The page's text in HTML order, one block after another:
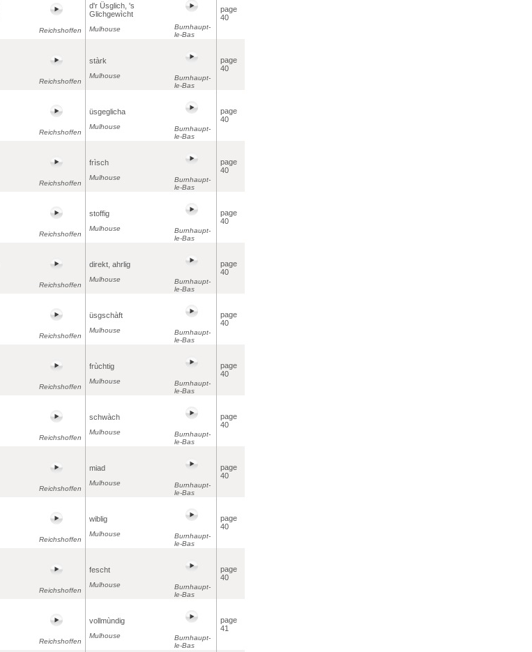
Reichshoffen
d'r Üsglich, 's
Glichgewìcht
Mulhouse
Burnhaupt-
le-Bas
page
40
Reichshoffen
stàrk
Mulhouse
Burnhaupt-
le-Bas
page
40
Reichshoffen
üsgeglicha
Mulhouse
Burnhaupt-
le-Bas
page
40
Reichshoffen
frìsch
Mulhouse
Burnhaupt-
le-Bas
page
40
Reichshoffen
stoffig
Mulhouse
Burnhaupt-
le-Bas
page
40
Reichshoffen
direkt, ahrlig
Mulhouse
Burnhaupt-
le-Bas
page
40
Reichshoffen
üsgschàft
Mulhouse
Burnhaupt-
le-Bas
page
40
Reichshoffen
frùchtig
Mulhouse
Burnhaupt-
le-Bas
page
40
Reichshoffen
schwàch
Mulhouse
Burnhaupt-
le-Bas
page
40
Reichshoffen
miad
Mulhouse
Burnhaupt-
le-Bas
page
40
Reichshoffen
wiblig
Mulhouse
Burnhaupt-
le-Bas
page
40
Reichshoffen
fescht
Mulhouse
Burnhaupt-
le-Bas
page
40
Reichshoffen
vollmùndig
Mulhouse
Burnhaupt-
le-Bas
page
41